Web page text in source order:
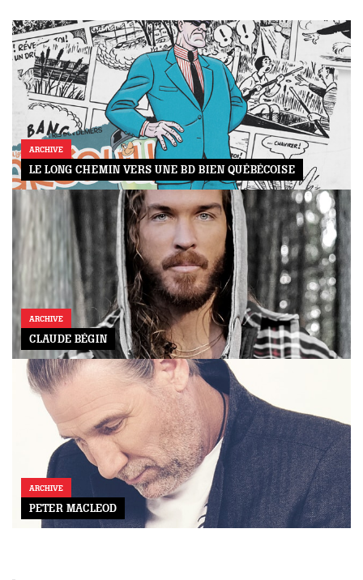
ARCHIVE
LE LONG CHEMIN VERS UNE BD BIEN QUÉBÉCOISE
ARCHIVE
CLAUDE BÉGIN
ARCHIVE
PETER MACLEOD